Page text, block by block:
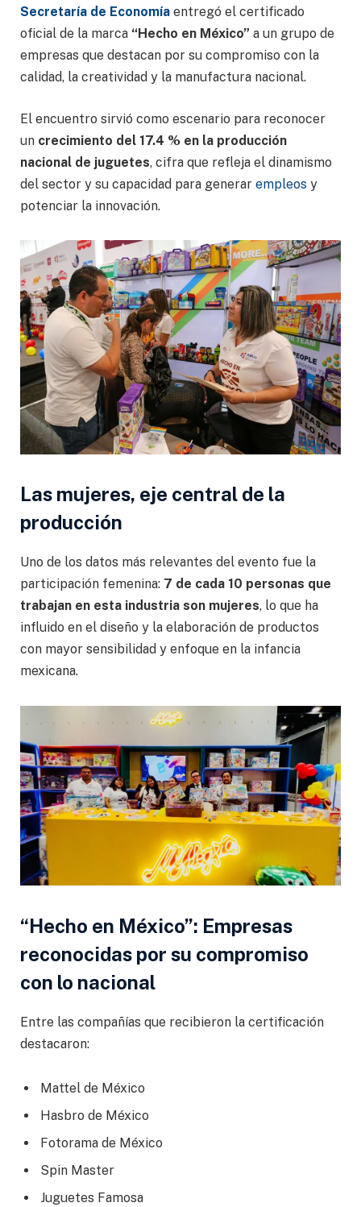
Secretaría de Economía entregó el certificado
oficial de la marca “Hecho en México” a un grupo de
empresas que destacan por su compromiso con la
calidad, la creatividad y la manufactura nacional.
El encuentro sirvió como escenario para reconocer
un crecimiento del 17.4 % en la producción
nacional de juguetes, cifra que refleja el dinamismo
del sector y su capacidad para generar empleos y
potenciar la innovación.
Las mujeres, eje central de la
producción
Uno de los datos más relevantes del evento fue la
participación femenina: 7 de cada 10 personas que
trabajan en esta industria son mujeres, lo que ha
influido en el diseño y la elaboración de productos
con mayor sensibilidad y enfoque en la infancia
mexicana.
“Hecho en México”: Empresas
reconocidas por su compromiso
con lo nacional
Entre las compañías que recibieron la certificación
destacaron:
Mattel de México
Hasbro de México
Fotorama de México
Spin Master
Juguetes Famosa